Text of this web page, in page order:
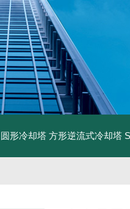
圆形冷却塔 方形逆流式冷却塔